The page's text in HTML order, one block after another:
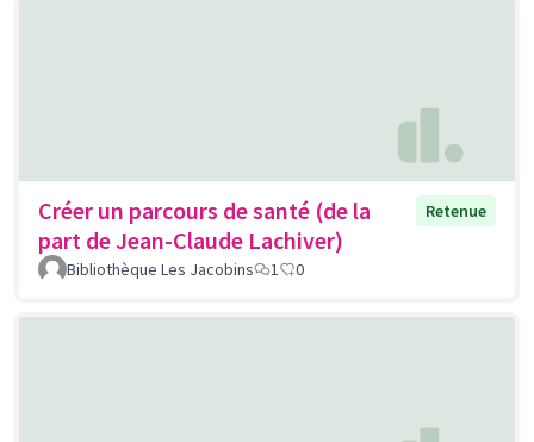
Créer un parcours de santé (de la
part de Jean-Claude Lachiver)
Retenue
Bibliothèque Les Jacobins 1 0